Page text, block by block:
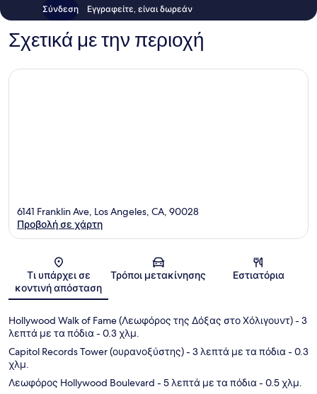
Σύνδεση Εγγραφείτε, είναι δωρεάν
Σχετικά με την περιοχή
Χάρτης
6141 Franklin Ave, Los Angeles, CA, 90028
Προβολή σε χάρτη
Τι υπάρχει σε
κοντινή απόσταση
Τρόποι μετακίνησης Εστιατόρια
Hollywood Walk of Fame (Λεωφόρος της Δόξας στο Χόλιγουντ)- 3
λεπτά με τα πόδια- 0.3 χλμ.
Capitol Records Tower (ουρανοξύστης)- 3 λεπτά με τα πόδια- 0.3
χλμ.
Λεωφόρος Hollywood Boulevard - 5 λεπτά με τα πόδια- 0.5 χλμ.